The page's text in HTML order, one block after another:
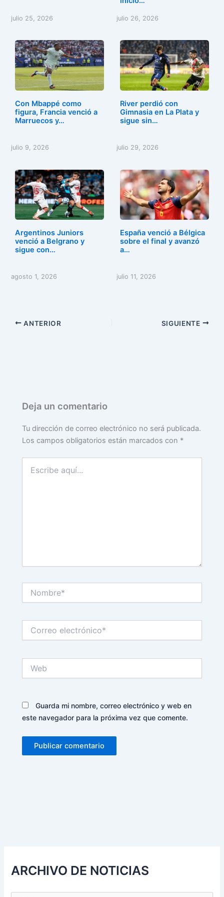
julio 25, 2026 julio 26, 2026
Con Mbappé como
figura, Francia venció a
Marruecos y…
julio 9, 2026
River perdió con
Gimnasia en La Plata y
sigue sin…
julio 29, 2026
Argentinos Juniors
venció a Belgrano y
sigue con…
agosto 1, 2026
España venció a Bélgica
sobre el final y avanzó
a…
julio 11, 2026
ANTERIOR SIGUIENTE
Deja un comentario
Tu dirección de correo electrónico no será publicada.
Los campos obligatorios están marcados con *
aquí...
electrónico*
Guarda mi nombre, correo electrónico y web en
este navegador para la próxima vez que comente.
ARCHIVO DE NOTICIAS